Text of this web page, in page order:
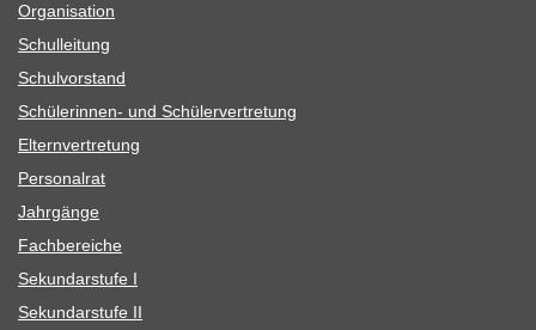
Orga­ni­sa­tion
Schul­lei­tung
Schul­vor­stand
Schü­le­rin­nen- und Schülervertretung
Eltern­ver­tre­tung
Per­so­nal­rat
Jahr­gänge
Fach­be­rei­che
Sekun­dar­stufe I
Sekun­dar­stufe II